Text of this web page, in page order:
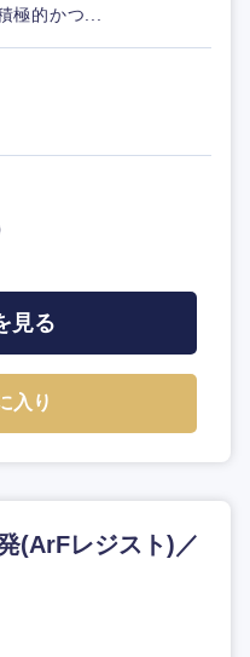
極的かつ...
見る
入り
(ArFレジスト)／